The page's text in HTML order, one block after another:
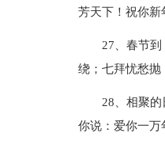
芳天下！祝你新
27、春节
绕；七拜忧愁抛
28、相聚
你说：爱你一万